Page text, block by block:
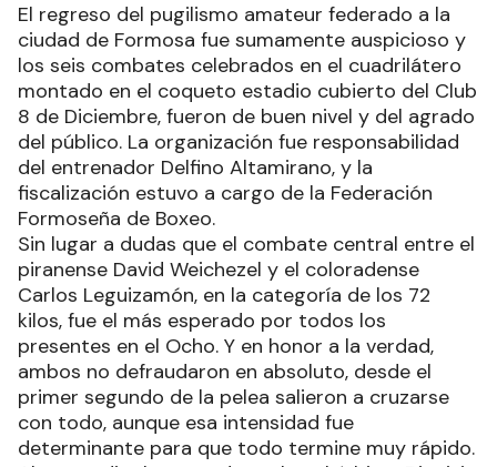
El regreso del pugilismo amateur federado a la
ciudad de Formosa fue sumamente auspicioso y
los seis combates celebrados en el cuadrilátero
montado en el coqueto estadio cubierto del Club
8 de Diciembre, fueron de buen nivel y del agrado
del público. La organización fue responsabilidad
del entrenador Delfino Altamirano, y la
fiscalización estuvo a cargo de la Federación
Formoseña de Boxeo.
Sin lugar a dudas que el combate central entre el
piranense David Weichezel y el coloradense
Carlos Leguizamón, en la categoría de los 72
kilos, fue el más esperado por todos los
presentes en el Ocho. Y en honor a la verdad,
ambos no defraudaron en absoluto, desde el
primer segundo de la pelea salieron a cruzarse
con todo, aunque esa intensidad fue
determinante para que todo termine muy rápido.